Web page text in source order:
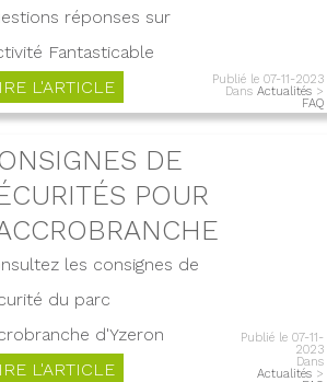
réponses sur
Fantasticable
L'ARTICLE
Publié le 07-11-2023
Dans Actualités >
FAQ
DE
POUR
les consignes de
du parc
d'Yzeron
L'ARTICLE
Publié le 07-11-
2023
Dans
Actualités >